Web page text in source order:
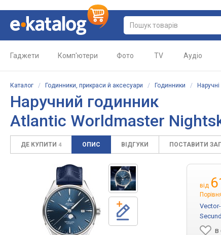
Гаджети Комп'ютери Фото TV Аудіо
Каталог / Годинники, прикраси й аксесуари / Годинники /
Наручний годинник
Atlantic Worldmaster
ДЕ КУПИТИ 4 ОПИС ВІДГУКИ ПОСТАВИТИ
від
в